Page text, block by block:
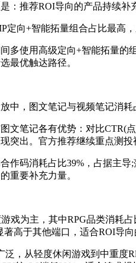
推荐ROI导向的产品持续补
向+智能拓量组合占比最高，
使用高级定向+智能拓量的
最优触达路径。
，图文笔记与视频笔记消耗
笔记各有优势：对比CTR(点
突出。官方推荐继续重点测
码消耗占比39%，占据主导;
重要补充力量。
为主，其中RPG品类消耗占
高于其他端口，适合ROI导向
从轻度休闲游戏到中重度